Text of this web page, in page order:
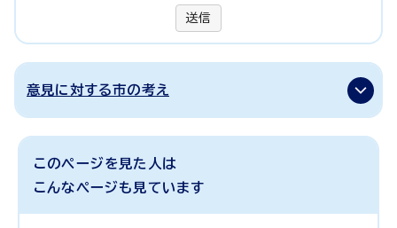
送信
意見に対する市の考え
このページを見た人は
こんなページも見ています